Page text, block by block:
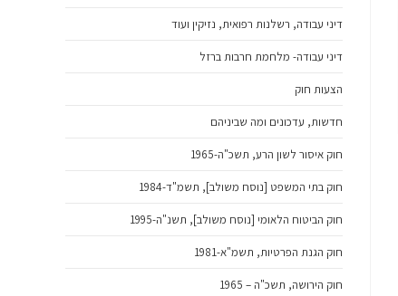
דיני עבודה, רשלנות רפואית, נזיקין ועוד
דיני עבודה- מלחמת חרבות ברזל
הצעות חוק
חדשות, עדכונים ומה שביניהם
חוק איסור לשון הרע, תשכ"ה-1965
חוק בתי המשפט [נוסח משולב], תשמ"ד-1984
חוק הביטוח הלאומי [נוסח משולב], תשנ"ה-1995
חוק הגנת הפרטיות, תשמ"א-1981
חוק הירושה, תשכ"ה – 1965